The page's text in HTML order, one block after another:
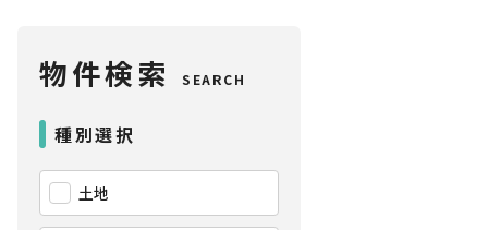
物件検索 SEARCH
種別選択
土地